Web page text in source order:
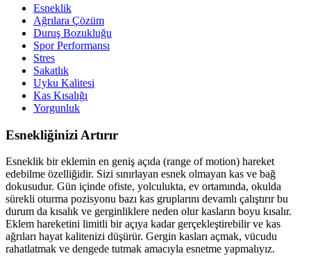
Esneklik
Ağrılara Çözüm
Duruş Bozukluğu
Spor Performansı
Stres
Sakatlık
Uyku Kalitesi
Kas Kısalığı
Yorgunluk
Esnekliğinizi Artırır
Esneklik bir eklemin en geniş açıda (range of motion) hareket
edebilme özelliğidir. Sizi sınırlayan esnek olmayan kas ve bağ
dokusudur. Gün içinde ofiste, yolculukta, ev ortamında, okulda
sürekli oturma pozisyonu bazı kas gruplarını devamlı çalıştırır bu
durum da kısalık ve gerginliklere neden olur kasların boyu kısalır.
Eklem hareketini limitli bir açıya kadar gerçekleştirebilir ve kas
ağrıları hayat kalitenizi düşürür. Gergin kasları açmak, vücudu
rahatlatmak ve dengede tutmak amacıyla esnetme yapmalıyız.